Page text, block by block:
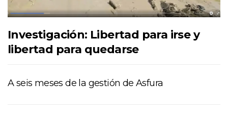
Investigación: Libertad para irse y
libertad para quedarse
A seis meses de la gestión de Asfura